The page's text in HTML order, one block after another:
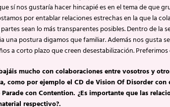
sí nos gustaría hacer hincapié es en el tema de que
por entablar relaciones estrechas en la que la
sean lo más transparentes posibles. Dentro de la
una postura digamos que familiar. Además nos gusta
a corto plazo que creen desestabilización.
mucho con colaboraciones entre vosotros y
como por ejemplo el CD de Vision Of Disorder
Parade con Contention. ¿Es importante que las
respectivo?.